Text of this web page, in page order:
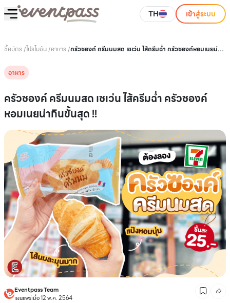
TH เข้าสู่ระบบ
ซื้อบัตร /โปรโมชัน/อาหาร /ครัวซองค์ ครีมนมสด เซเว่น ไส้ครีมฉ่ำ ครัวซองค์หอมเนยน่า
อาหาร
ครัวซองค์ ครีมนมสด เซเว่น ไส้ครีมฉ่ำ ครัวซองค์
หอมเนยน่ากินขั้นสุด !!
Eventpass Team
เผยแพร่เมื่อ 12 พ.ค. 2564